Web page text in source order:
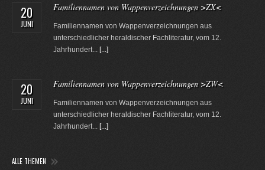
20
JUNI
Familiennamen von Wappenverzeichnungen >ZX<
Familiennamen von Wappenverzeichnungen aus
unterschiedlicher heraldischer Fachliteratur, vom 12.
Jahrhundert... [...]
20
JUNI
Familiennamen von Wappenverzeichnungen >ZW<
Familiennamen von Wappenverzeichnungen aus
unterschiedlicher heraldischer Fachliteratur, vom 12.
Jahrhundert... [...]
ALLE THEMEN